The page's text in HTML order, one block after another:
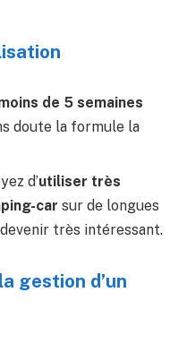
de 5 semaines
doute la formule la
d’utiliser très
car sur de longues
très intéressant.
gestion d’un